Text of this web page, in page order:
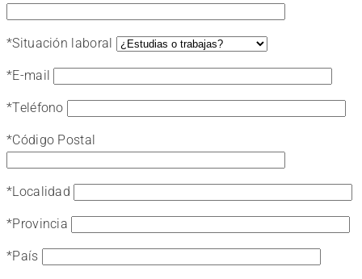
*Situación laboral
*E-mail
*Teléfono
*Código Postal
*Localidad
*Provincia
*País